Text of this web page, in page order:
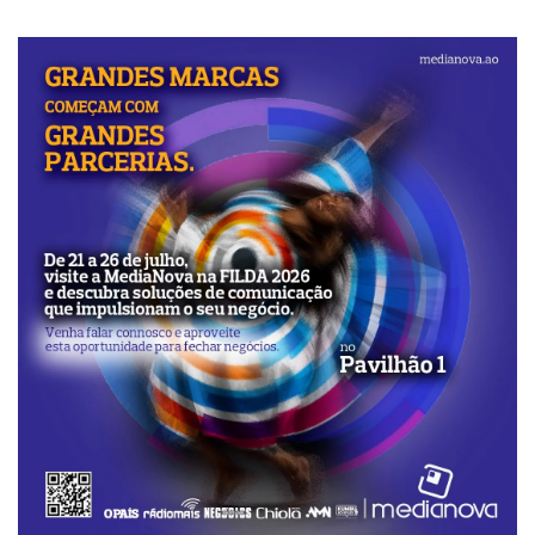
urbanística. Daí a designação de “parasitas
urbanos” utilizada por um dos convidados da
MFM. A expressão não deixa de ser feliz. Na
ciência, os parasitas prosperam quando
encontram um organismo fragilizado e
incapaz de se defender.
Nas centralidades, o fenómeno parece
obedecer à mesma lógica: as ocupações
irregulares multiplicam-se onde a
fiscalização é inexistente, a disciplina
urbanística é ignorada e a autoridade do
Estado se revela incapaz de impor as regras
que ela própria criou. Não são as construções
anárquicas que nascem por geração
espontânea; elas florescem porque alguém as
permite, as tolera ou simplesmente fecha os